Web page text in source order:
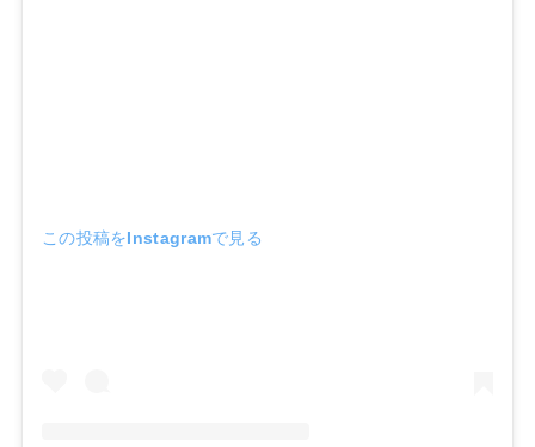
この投稿をInstagramで見る